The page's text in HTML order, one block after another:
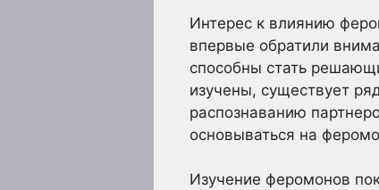
Интерес к влиянию
впервые обратили
способны стать
изучены, существует
распознаванию
основываться на
Изучение феромонов